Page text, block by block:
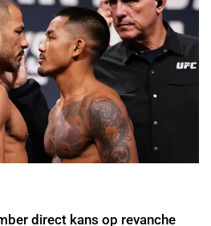
direct kans op revanche